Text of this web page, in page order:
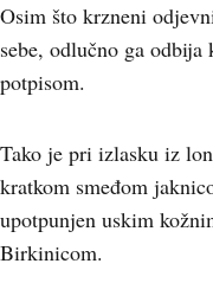
Osim što krzneni
sebe, odlučno ga
potpisom.
Tako je pri izlasku iz
kratkom smeđom
upotpunjen uskim
Birkinicom.